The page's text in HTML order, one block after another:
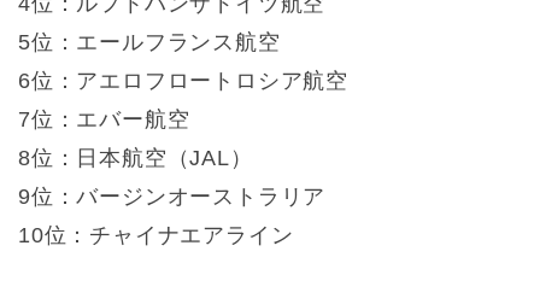
5位：エールフランス航空
6位：アエロフロートロシア航空
7位：エバー航空
8位：日本航空（JAL）
9位：バージンオーストラリア
10位：チャイナエアライン